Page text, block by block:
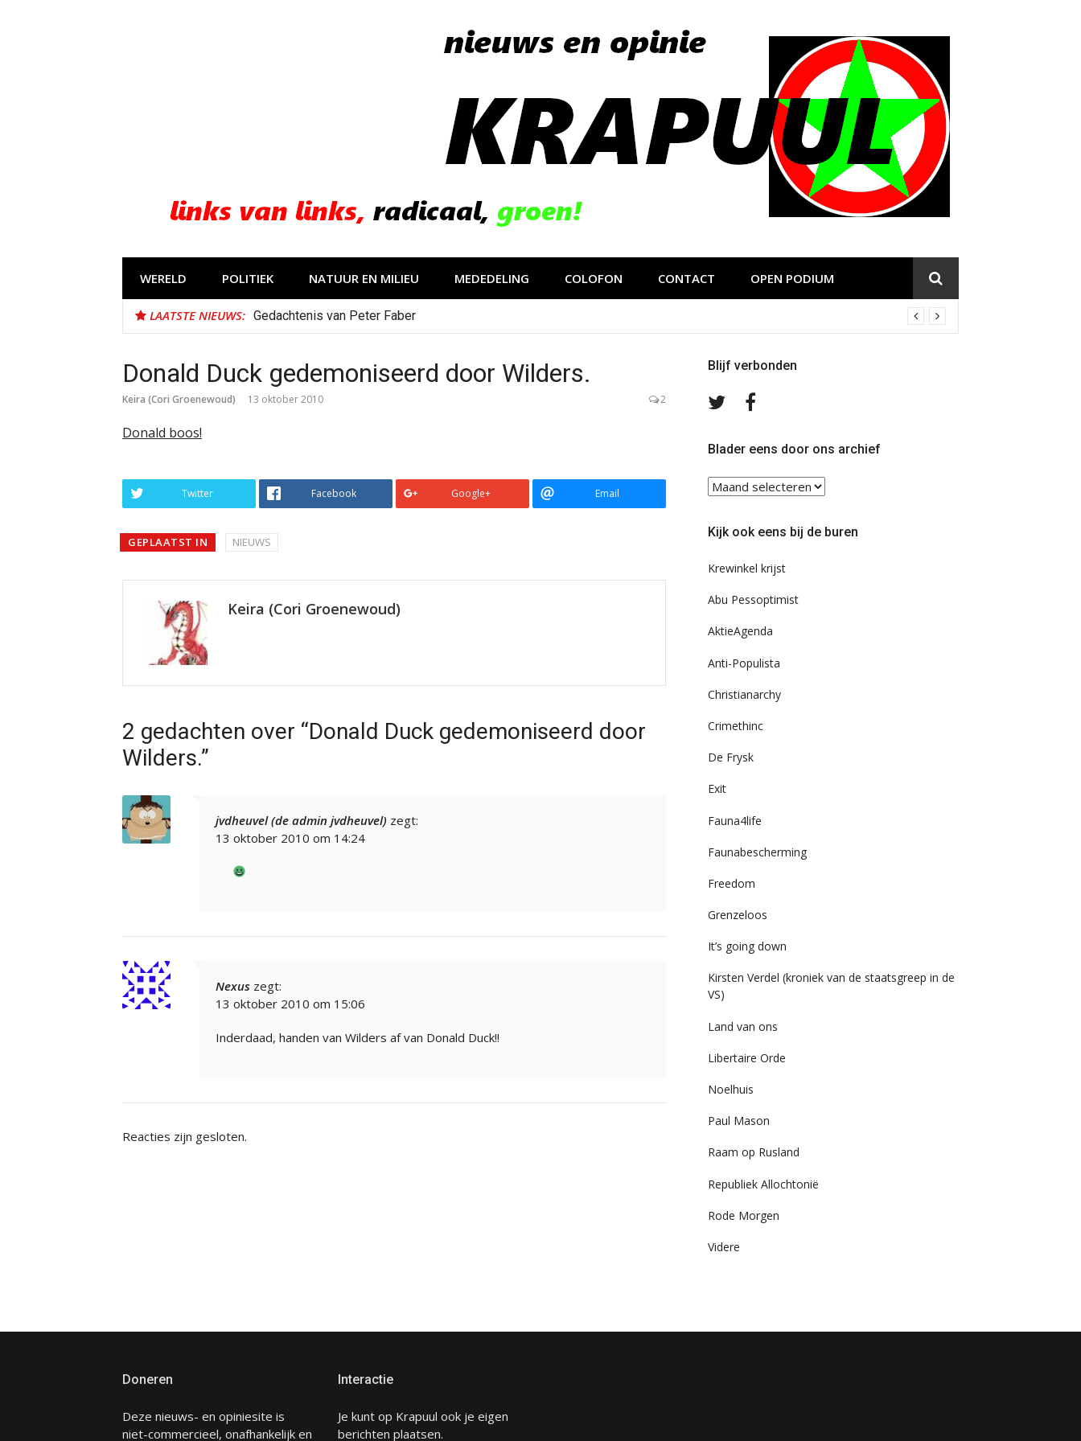
WERELD POLITIEK NATUUR EN MILIEU MEDEDELING COLOFON CONTACT OPEN PODIUM
LAATSTE NIEUWS: Gedachtenis van Peter Faber
Donald Duck gedemoniseerd door Wilders.
Keira (Cori Groenewoud) 13 oktober 2010 2
Donald boos!
Twitter Facebook Google+ Email
GEPLAATST IN NIEUWS
Keira (Cori Groenewoud)
2 gedachten over “Donald Duck gedemoniseerd door
Wilders.”
jvdheuvel (de admin jvdheuvel) zegt:
13 oktober 2010 om 14:24
Nexus zegt:
13 oktober 2010 om 15:06
Inderdaad, handen van Wilders af van Donald Duck!!
Reacties zijn gesloten.
Blijf verbonden
Volg
TwitterFacebook
Blader eens door ons archief
Blader
eens
ons
Kijk ook eens bij de buren
Krewinkel krijst
Abu Pessoptimist
AktieAgenda
Anti-Populista
Christianarchy
Crimethinc
De Frysk
Exit
Fauna4life
Faunabescherming
Freedom
Grenzeloos
It’s going down
Kirsten Verdel (kroniek van de staatsgreep in de
VS)
Land van ons
Libertaire Orde
Noelhuis
Paul Mason
Raam op Rusland
Republiek Allochtonië
Rode Morgen
Videre
Doneren
Deze nieuws- en opiniesite is
niet-commercieel, onafhankelijk en
Interactie
Je kunt op Krapuul ook je eigen
berichten plaatsen.